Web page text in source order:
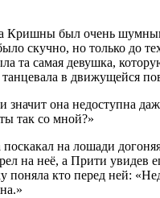
Кришны был очень
скучно, но только до
та самая девушка,
в движущейся
значит она недоступна
так со мной?»
на лошади
на неё, а Прити увидев
поняла кто перед ней: